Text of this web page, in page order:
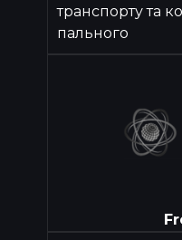
транспорту та
пального